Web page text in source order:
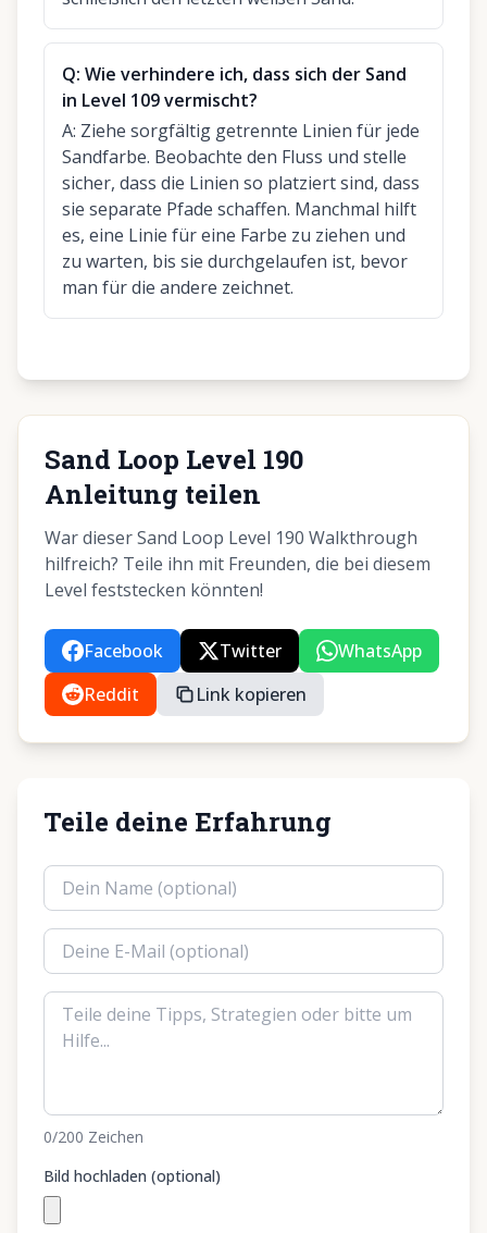
Q: Wie verhindere ich, dass sich der Sand
in Level 109 vermischt?
A: Ziehe sorgfältig getrennte Linien für jede
Sandfarbe. Beobachte den Fluss und stelle
sicher, dass die Linien so platziert sind, dass
sie separate Pfade schaffen. Manchmal hilft
es, eine Linie für eine Farbe zu ziehen und
zu warten, bis sie durchgelaufen ist, bevor
man für die andere zeichnet.
Sand Loop Level 190
Anleitung teilen
War dieser Sand Loop Level 190 Walkthrough
hilfreich? Teile ihn mit Freunden, die bei diesem
Level feststecken könnten!
Facebook Twitter
WhatsApp
Reddit
Link kopieren
Teile deine Erfahrung
0/200 Zeichen
Bild hochladen (optional)